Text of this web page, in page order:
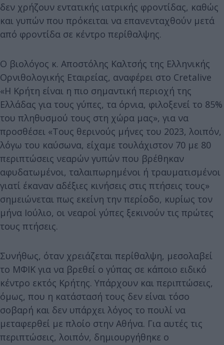
δεν χρήζουν εντατικής ιατρικής φροντίδας, καθώς
και γυπών που πρόκειται να επανενταχθούν μετά
από φροντίδα σε κέντρο περίθαλψης.
Ο βιολόγος κ. Αποστόλης Καλτσής της Ελληνικής
Ορνιθολογικής Εταιρείας, αναφέρει στο Cretalive
«Η Κρήτη είναι η πιο σημαντική περιοχή της
Ελλάδας για τους γύπες, τα όρνια, φιλοξενεί το 85%
του πληθυσμού τους στη χώρα μας», για να
προσθέσει «Τους θερινούς μήνες του 2023, λοιπόν,
λόγω του καύσωνα, είχαμε τουλάχιστον 70 με 80
περιπτώσεις νεαρών γυπών που βρέθηκαν
αφυδατωμένοι, ταλαιπωρημένοι ή τραυματισμένοι
γιατί έκαναν αδέξιες κινήσεις στις πτήσεις τους»
σημειώνεται πως εκείνη την περίοδο, κυρίως τον
μήνα Ιούλιο, οι νεαροί γύπες ξεκινούν τις πρώτες
τους πτήσεις.
Συνήθως, όταν χρειάζεται περίθαλψη, μεσολαβεί
το ΜΦΙΚ για να βρεθεί ο γύπας σε κάποιο ειδικό
κέντρο εκτός Κρήτης. Υπάρχουν και περιπτώσεις,
όμως, που η κατάστασή τους δεν είναι τόσο
σοβαρή και δεν υπάρχει λόγος το πουλί να
μεταφερθεί με πλοίο στην Αθήνα. Για αυτές τις
περιπτώσεις, λοιπόν, δημιουργήθηκε ο